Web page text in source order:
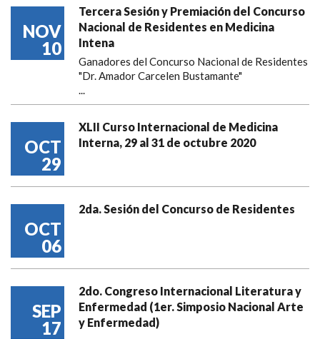
NOV
10
Tercera Sesión y Premiación del Concurso
Nacional de Residentes en Medicina
Intena
Ganadores del Concurso Nacional de Residentes
"Dr. Amador Carcelen Bustamante"
...
OCT
29
XLII Curso Internacional de Medicina
Interna, 29 al 31 de octubre 2020
OCT
06
2da. Sesión del Concurso de Residentes
SEP
17
2do. Congreso Internacional Literatura y
Enfermedad (1er. Simposio Nacional Arte
y Enfermedad)